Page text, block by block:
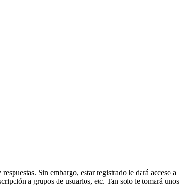
Sin embargo, estar registrado le dará acceso a
a grupos de usuarios, etc. Tan solo le tomará unos